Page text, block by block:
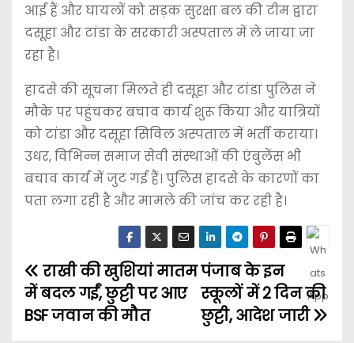
आई हैं और घायलों को सड़क सुरक्षा बल की टीम द्वारा
दसूहा और टांडा के सरकारी अस्पताल में ले जाया जा
रहा है।
हादसे की सूचना मिलते ही दसूहा और टांडा पुलिस ने
मौके पर पहुंचकर बचाव कार्य शुरू किया और यात्रियों
को टांडा और दसूहा सिविल अस्पताल में भर्ती कराया।
उधर, विभिन्न समाज सेवी संस्थाओं की एंबुलेंस भी
बचाव कार्य में जुट गई हैं। पुलिस हादसे के कारणों का
पता लगा रही है और मामले की जांच कर रही है।
पंजाब के इन
स्कूलों में 2 दिन की
छुट्टी, आदेश जारी
राखी की खुशियां मातम
में बदल गईं, छुट्टी पर आए
BSF जवान की मौत